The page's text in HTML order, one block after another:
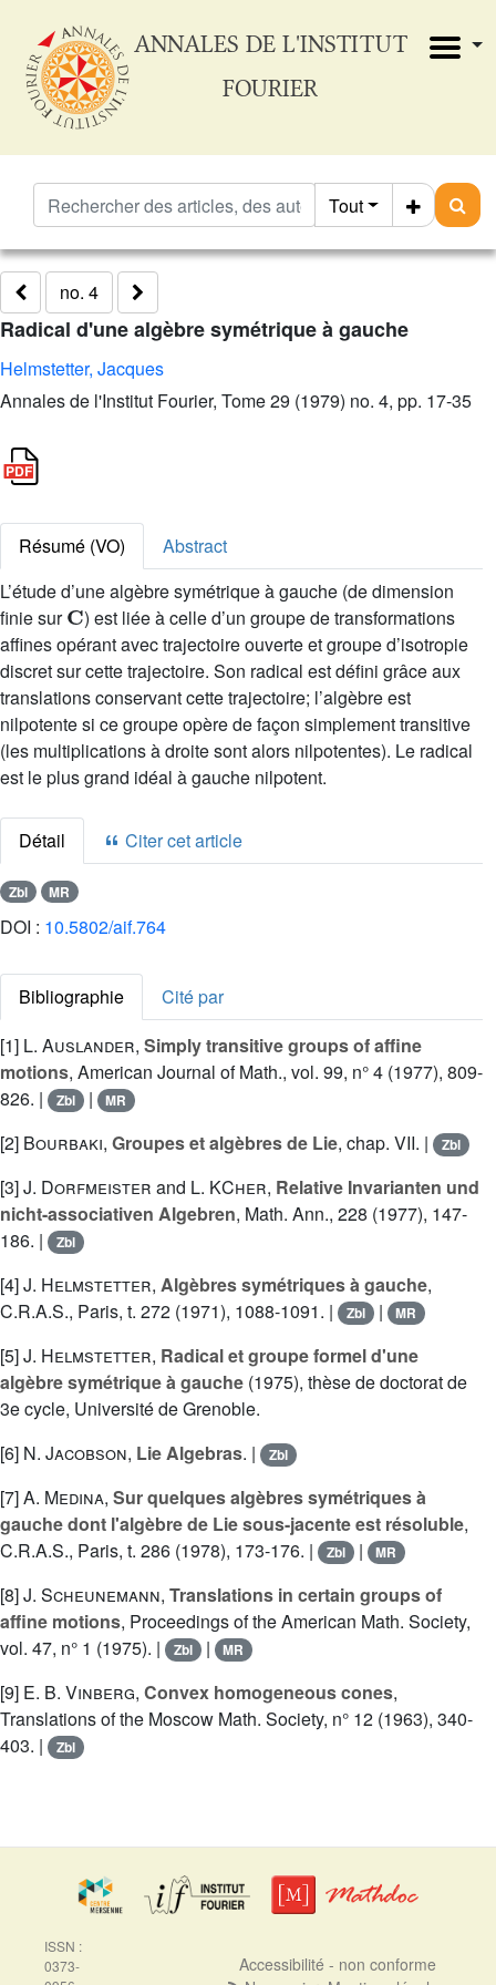
ANNALES DE L'INSTITUT
FOURIER
Tout
no. 4
Radical d'une algèbre symétrique à gauche
Helmstetter, Jacques
Annales de l'Institut Fourier, Tome 29 (1979) no. 4, pp. 17-35
Résumé (VO)
Abstract
L’étude d’une algèbre symétrique à gauche (de dimension
finie sur
C
) est liée à celle d’un groupe de transformations
affines opérant avec trajectoire ouverte et groupe d’isotropie
discret sur cette trajectoire. Son radical est défini grâce aux
translations conservant cette trajectoire; l’algèbre est
nilpotente si ce groupe opère de façon simplement transitive
(les multiplications à droite sont alors nilpotentes). Le radical
est le plus grand idéal à gauche nilpotent.
Détail Citer cet article
Zbl MR
DOI : 10.5802/aif.764
Bibliographie
Cité par
[1] L. Auslander, Simply transitive groups of affine
motions, American Journal of Math., vol. 99, n° 4 (1977), 809-
826. |
Zbl | MR
[2] Bourbaki, Groupes et algèbres de Lie, chap. VII. | Zbl
[3]J. Dorfmeister and L. KCher, Relative Invarianten und
nicht-associativen Algebren, Math. Ann., 228 (1977), 147-
186. |
Zbl
[4]J. Helmstetter, Algèbres symétriques à gauche,
C.R.A.S., Paris, t. 272 (1971), 1088-1091. |
Zbl | MR
[5]J. Helmstetter, Radical et groupe formel d'une
algèbre symétrique à gauche (1975), thèse de doctorat de
3e cycle, Université de Grenoble.
[6] N. Jacobson, Lie Algebras. | Zbl
[7]A. Medina, Sur quelques algèbres symétriques à
gauche dont l'algèbre de Lie sous-jacente est résoluble,
C.R.A.S., Paris, t. 286 (1978), 173-176. |
Zbl | MR
[8]J. Scheunemann, Translations in certain groups of
affine motions, Proceedings of the American Math. Society,
vol. 47, n° 1 (1975). |
Zbl | MR
[9] E. B. Vinberg, Convex homogeneous cones,
Translations of the Moscow Math. Society, n° 12 (1963), 340-
403. |
Zbl
ISSN :
0373-
Accessibilité - non conforme